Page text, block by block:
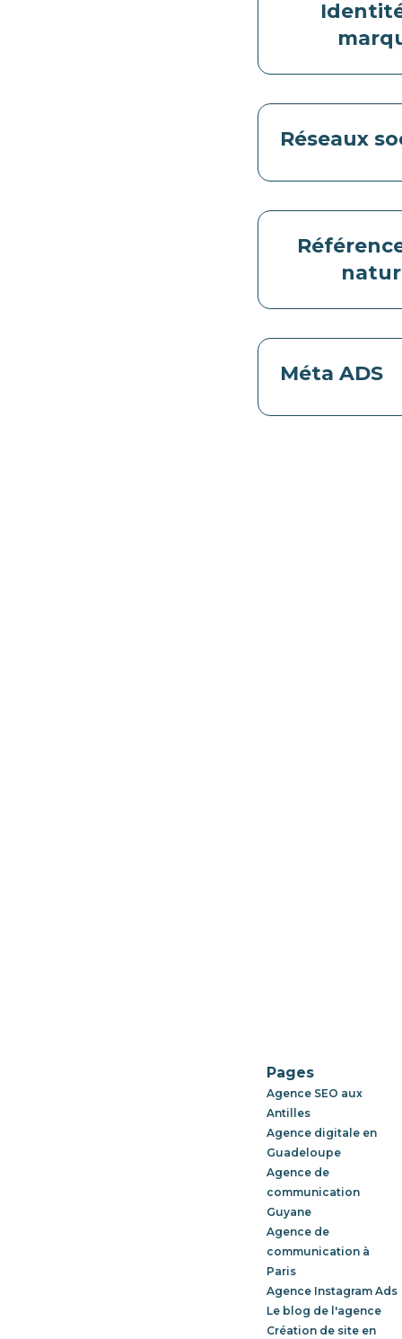
Réseaux
Méta ADS
Pages
Agence SEO aux
Antilles
Agence digitale en
Guadeloupe
Agence de
communication
Guyane
Agence de
communication à
Paris
Agence Instagram Ads
Le blog de l'agence
Création de site en